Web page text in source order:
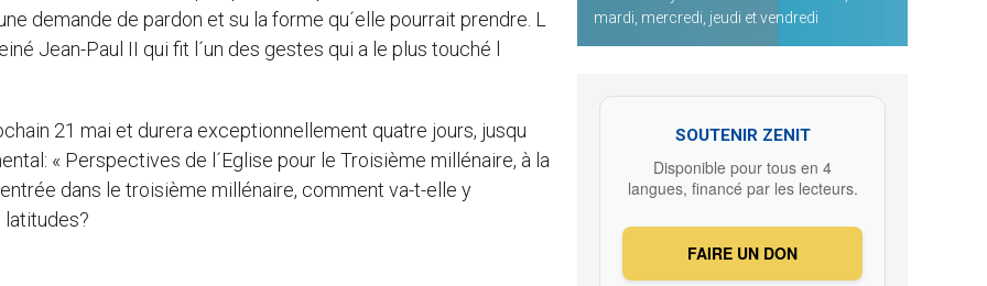
demande de pardon et su la forme qu´elle pourrait prendre. L
Jean-Paul II qui fit l´un des gestes qui a le plus touché l
21 mai et durera exceptionnellement quatre jours, jusqu
« Perspectives de l´Eglise pour le Troisième millénaire, à la
dans le troisième millénaire, comment va-t-elle y
latitudes?
mardi, mercredi, jeudi et vendredi
SOUTENIR ZENIT
Disponible pour tous en 4
langues, financé par les lecteurs.
FAIRE UN DON